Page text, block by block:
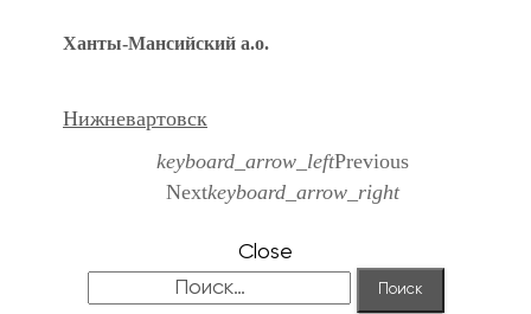
Ханты-Мансийский а.о.
Нижневартовск
keyboard_arrow_leftPrevious
Nextkeyboard_arrow_right
Close